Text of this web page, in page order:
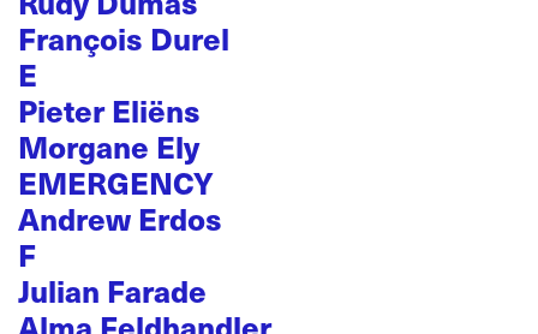
François Durel
E
Pieter Eliëns
Morgane Ely
EMERGENCY
Andrew Erdos
F
Julian Farade